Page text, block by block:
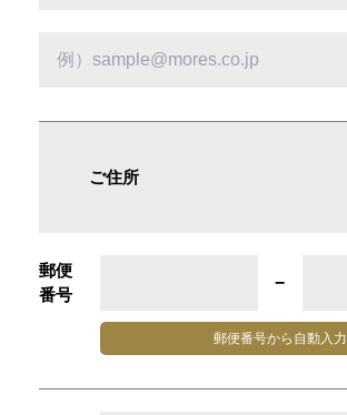
ご住所
郵便
番号
−
郵便番号から 自動入力